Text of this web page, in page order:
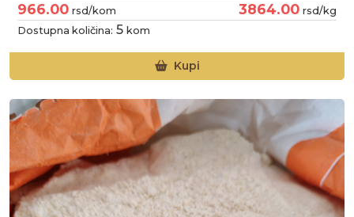
966.00 rsd/kom 3864.00 rsd/kg
Dostupna količina: 5 kom
Kupi